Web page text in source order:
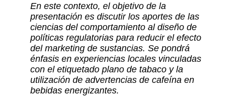
En este contexto, el objetivo de la
presentación es discutir los aportes de las
ciencias del comportamiento al diseño de
políticas regulatorias para reducir el efecto
del marketing de sustancias. Se pondrá
énfasis en experiencias locales vinculadas
con el etiquetado plano de tabaco y la
utilización de advertencias de cafeína en
bebidas energizantes.